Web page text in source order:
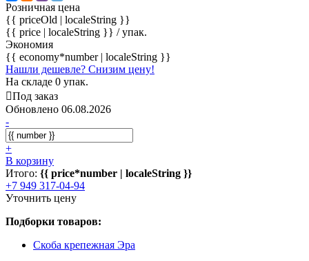
Розничная цена
{{ priceOld | localeString }}
{{ price | localeString }} / упак.
Экономия
{{ economy*number | localeString }}
Нашли дешевле? Снизим цену!
На складе 0 упак.
Под заказ
Обновлено 06.08.2026
-
+
В корзину
Итого: {{ price*number | localeString }}
+7 949 317-04-94
Уточнить цену
Подборки товаров:
Скоба крепежная Эра